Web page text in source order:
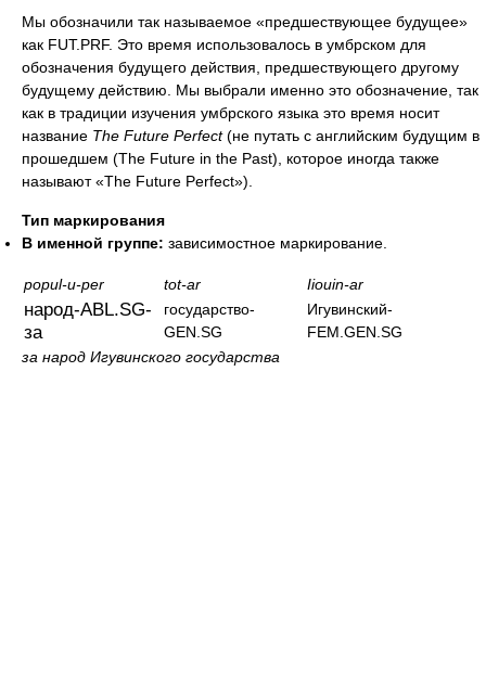
Мы обозначили так называемое «предшествующее будущее»
как FUT.PRF. Это время использовалось в умбрском для
обозначения будущего действия, предшествующего другому
будущему действию. Мы выбрали именно это обозначение, так
как в традиции изучения умбрского языка это время носит
название The Future Perfect(не путать с английским будущим в
прошедшем (The Future in the Past), которое иногда также
называют «The Future Perfect»).
Тип маркирования
В именной группе: зависимостное маркирование.
popul-u-per tot-ar Iiouin-ar
народ-ABL.SG-
за
государство-
GEN.SG
Игувинский-
FEM.GEN.SG
за народ Игувинского государства